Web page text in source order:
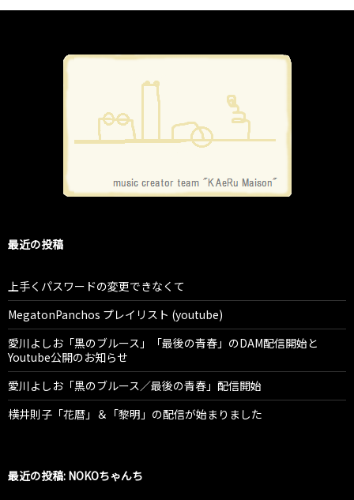
最近の投稿
上手くパスワードの変更できなくて
MegatonPanchos プレイリスト (youtube)
愛川よしお「黒のブルース」「最後の青春」のDAM配信開始と
Youtube公開のお知らせ
愛川よしお「黒のブルース／最後の青春」配信開始
横井則子「花暦」＆「黎明」の配信が始まりました
最近の投稿: NOKOちゃんち